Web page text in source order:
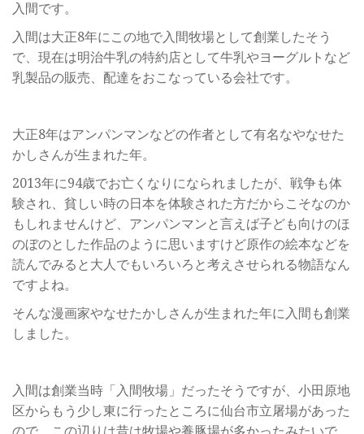
入間です。
入間は大正8年にこの地で入間牧場として創業したそう
で、現在は明治牛乳の特約店として牛乳やヨーグルトなど
乳製品の販売、配達をおこなっている会社です。
大正8年はアンパンマンなどの作者として有名なやなせた
かしさんが生まれた年。
2013年に94歳でお亡くなりになられましたが、戦争も体
験され、貧しい時の日本を体験された方だからこそなのか
もしれませんけど、アンパンマンと言えば子ども向けのほ
のぼのとした作品のように思いますけど原作の絵本などを
読んでみると大人でもいろいろと考えさせられる物語なん
ですよね。
そんな漫画家やなせたかしさんが生まれた年に入間も創業
しました。
入間は創業当時「入間牧場」だったそうですが、小田原地
区からもう少し東に行ったところに仙台市立屠場があった